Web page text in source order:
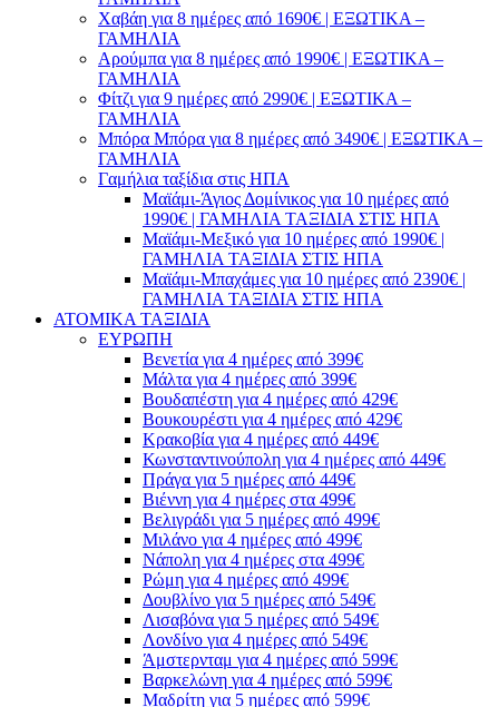
Χαβάη για 8 ημέρες από 1690€ | ΕΞΩΤΙΚΑ –
ΓΑΜΗΛΙΑ
Αρούμπα για 8 ημέρες από 1990€ | ΕΞΩΤΙΚΑ –
ΓΑΜΗΛΙΑ
Φίτζι για 9 ημέρες από 2990€ | ΕΞΩΤΙΚΑ –
ΓΑΜΗΛΙΑ
Μπόρα Μπόρα για 8 ημέρες από 3490€ | ΕΞΩΤΙΚΑ –
ΓΑΜΗΛΙΑ
Γαμήλια ταξίδια στις ΗΠΑ
Μαϊάμι-Άγιος Δομίνικος για 10 ημέρες από
1990€ | ΓΑΜΗΛΙΑ ΤΑΞΙΔΙΑ ΣΤΙΣ ΗΠΑ
Μαϊάμι-Μεξικό για 10 ημέρες από 1990€ |
ΓΑΜΗΛΙΑ ΤΑΞΙΔΙΑ ΣΤΙΣ ΗΠΑ
Μαϊάμι-Μπαχάμες για 10 ημέρες από 2390€ |
ΓΑΜΗΛΙΑ ΤΑΞΙΔΙΑ ΣΤΙΣ ΗΠΑ
ΑΤΟΜΙΚΑ ΤΑΞΙΔΙΑ
ΕΥΡΩΠΗ
Βενετία για 4 ημέρες από 399€
Μάλτα για 4 ημέρες από 399€
Βουδαπέστη για 4 ημέρες από 429€
Βουκουρέστι για 4 ημέρες από 429€
Κρακοβία για 4 ημέρες από 449€
Κωνσταντινούπολη για 4 ημέρες από 449€
Πράγα για 5 ημέρες από 449€
Βιέννη για 4 ημέρες στα 499€
Βελιγράδι για 5 ημέρες από 499€
Μιλάνο για 4 ημέρες από 499€
Νάπολη για 4 ημέρες στα 499€
Ρώμη για 4 ημέρες από 499€
Δουβλίνο για 5 ημέρες από 549€
Λισαβόνα για 5 ημέρες από 549€
Λονδίνο για 4 ημέρες από 549€
Άμστερνταμ για 4 ημέρες από 599€
Βαρκελώνη για 4 ημέρες από 599€
Μαδρίτη για 5 ημέρες από 599€